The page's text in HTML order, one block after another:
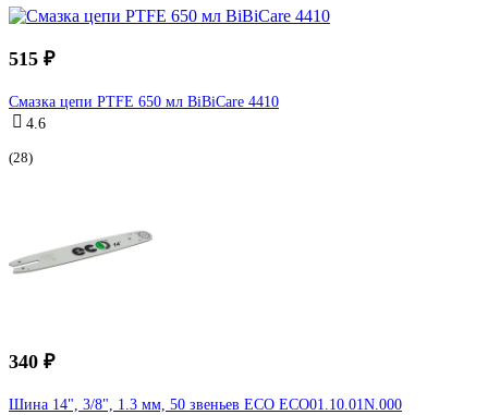
515 ₽
Смазка цепи PTFE 650 мл BiBiCare 4410
4.6
(28)
340 ₽
Шина 14", 3/8", 1.3 мм, 50 звеньев ECO ECO01.10.01N.000